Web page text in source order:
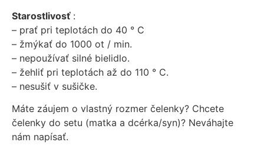
Starostlivosť :
– prať pri teplotách do 40 ° C
– žmýkať do 1000 ot / min.
– nepoužívať silné bielidlo.
– žehliť pri teplotách až do 110 ° C.
– nesušiť v sušičke.
Máte záujem o vlastný rozmer čelenky? Chcete
čelenky do setu (matka a dcérka/syn)? Neváhajte
nám napísať.